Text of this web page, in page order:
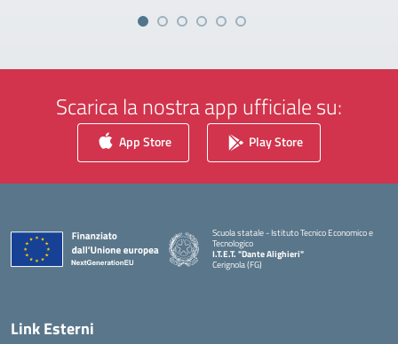
Scarica la nostra app ufficiale su:
App Store Play Store
Scuola statale - Istituto Tecnico Economico e
Tecnologico
I.T.E.T. "Dante Alighieri"
Cerignola (FG)
— Visita la pagina iniziale della scuola
Link Esterni